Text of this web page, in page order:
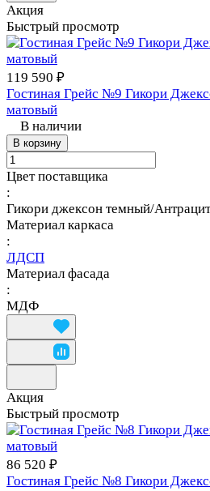
Акция
Быстрый просмотр
119 590 ₽
Гостиная Грейс №9 Гикори
матовый
В наличии
В корзину
Цвет поставщика
:
Гикори джексон темный/
Материал каркаса
:
ЛДСП
Материал фасада
:
МДФ
Акция
Быстрый просмотр
86 520 ₽
Гостиная Грейс №8 Гикори